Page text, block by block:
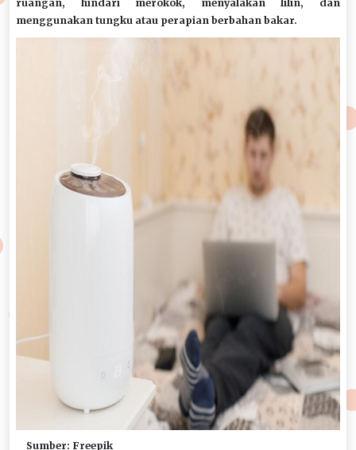
ruangan, hindari merokok, menyalakan lilin, dan
menggunakan tungku atau perapian berbahan bakar.
Sumber: Freepik